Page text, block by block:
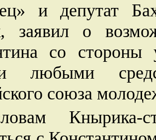
и депутат
заявил о
со стороны
любыми
союза
Кнырика-